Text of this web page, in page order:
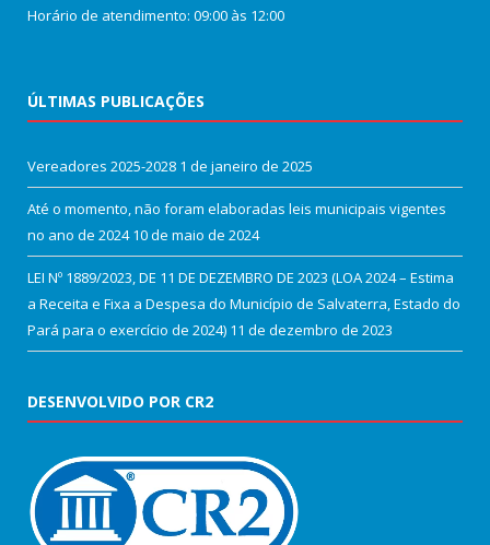
Horário de atendimento: 09:00 às 12:00
ÚLTIMAS PUBLICAÇÕES
Vereadores 2025-2028 1 de janeiro de 2025
Até o momento, não foram elaboradas leis municipais vigentes
no ano de 2024 10 de maio de 2024
LEI Nº 1889/2023, DE 11 DE DEZEMBRO DE 2023 (LOA 2024 – Estima
a Receita e Fixa a Despesa do Município de Salvaterra, Estado do
Pará para o exercício de 2024) 11 de dezembro de 2023
DESENVOLVIDO POR CR2